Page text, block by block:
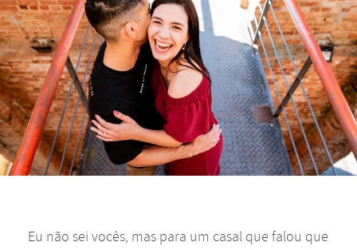
Eu não sei vocês, mas para um casal que falou que